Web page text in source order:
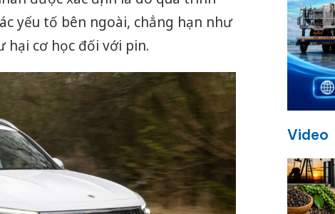
yếu tố bên ngoài, chẳng hạn như
hại cơ học đối với pin.
Video